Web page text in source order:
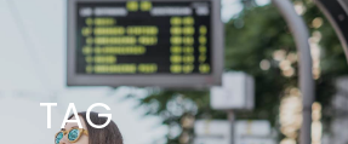
TAG